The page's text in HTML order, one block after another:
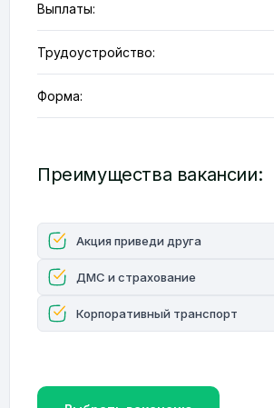
Выплаты:
Трудоустройство:
Форма:
Преимущества вакансии:
Акция приведи друга
ДМС и страхование
Корпоративный транспорт